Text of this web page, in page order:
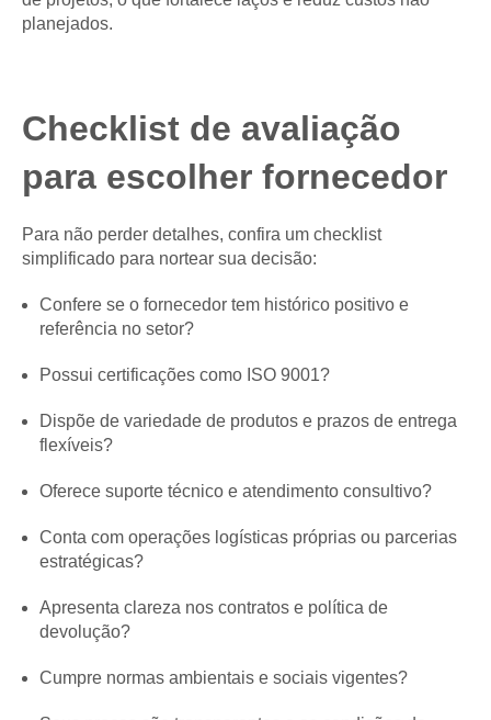
planejados.
Checklist de avaliação
para escolher fornecedor
Para não perder detalhes, confira um checklist
simplificado para nortear sua decisão:
Confere se o fornecedor tem histórico positivo e
referência no setor?
Possui certificações como ISO 9001?
Dispõe de variedade de produtos e prazos de entrega
flexíveis?
Oferece suporte técnico e atendimento consultivo?
Conta com operações logísticas próprias ou parcerias
estratégicas?
Apresenta clareza nos contratos e política de
devolução?
Cumpre normas ambientais e sociais vigentes?